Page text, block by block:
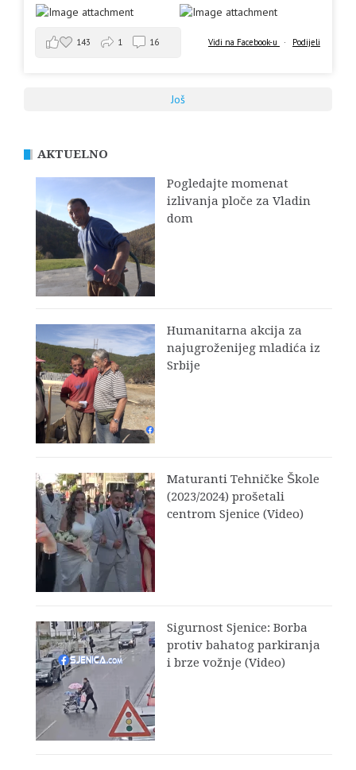
Vidi na Facebook-u · Podijeli
143 1 16
Još
AKTUELNO
Pogledajte momenat
izlivanja ploče za Vladin
dom
Humanitarna akcija za
najugroženijeg mladića iz
Srbije
Maturanti Tehničke Škole
(2023/2024) prošetali
centrom Sjenice (Video)
Sigurnost Sjenice: Borba
protiv bahatog parkiranja
i brze vožnje (Video)